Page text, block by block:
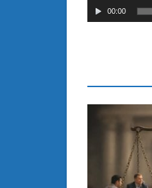
00:00